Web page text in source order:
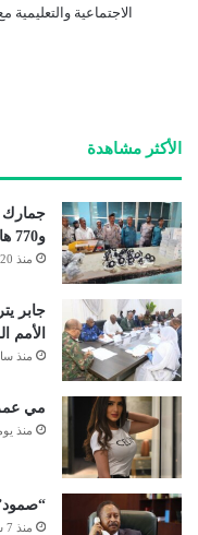
الاجتماعية
الأكثر مشاهدة
و770 هاتفاً
منذ 20 دقيقة
جابر
الأمم
منذ
مي عمر
منذ
منذ 7 ساعات